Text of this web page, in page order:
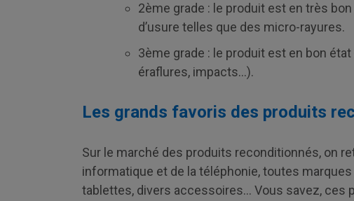
2ème grade : le produit est en très
d’usure telles que des micro-rayures.
3ème grade : le produit est en bon
éraflures, impacts…).
Les grands favoris des produits
Sur le marché des produits reconditionnés, on
informatique et de la téléphonie, toutes
tablettes, divers accessoires… Vous savez, ces